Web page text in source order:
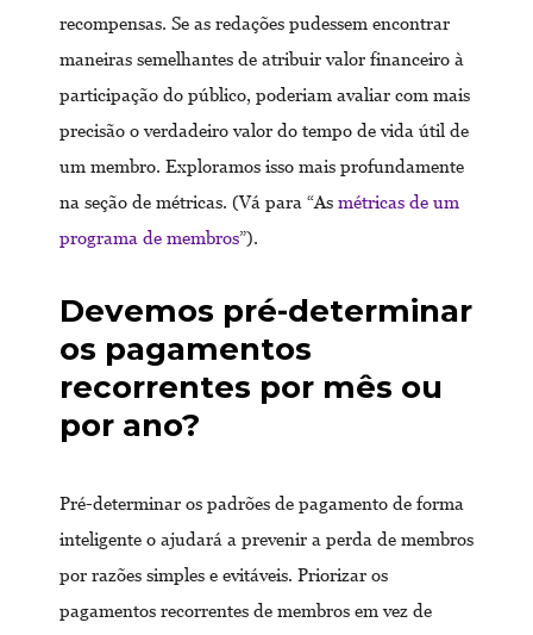
recompensas. Se as redações pudessem encontrar
maneiras semelhantes de atribuir valor financeiro à
participação do público, poderiam avaliar com mais
precisão o verdadeiro valor do tempo de vida útil de
um membro. Exploramos isso mais profundamente
na seção de métricas. (Vá para “As métricas de um
programa de membros”).
Devemos pré-determinar
os pagamentos
recorrentes por mês ou
por ano?
Pré-determinar os padrões de pagamento de forma
inteligente o ajudará a prevenir a perda de membros
por razões simples e evitáveis. Priorizar os
pagamentos recorrentes de membros em vez de